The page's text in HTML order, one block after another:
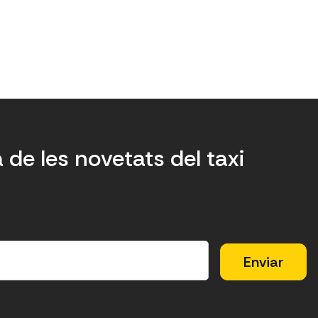
de les novetats del taxi